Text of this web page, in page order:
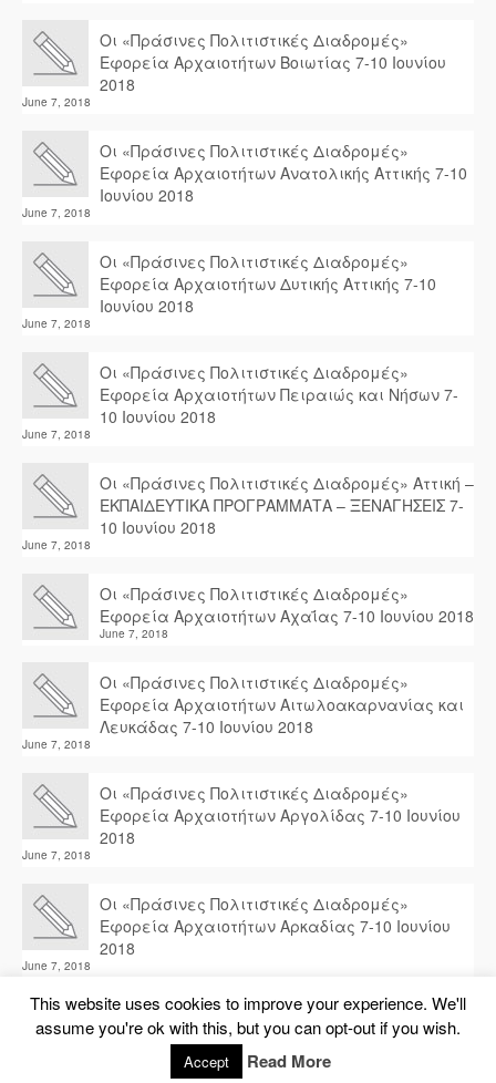
Οι «Πράσινες Πολιτιστικές Διαδρομές»
Εφορεία Αρχαιοτήτων Βοιωτίας 7-10 Ιουνίου
2018
June 7, 2018
Οι «Πράσινες Πολιτιστικές Διαδρομές»
Εφορεία Αρχαιοτήτων Ανατολικής Αττικής 7-10
Ιουνίου 2018
June 7, 2018
Οι «Πράσινες Πολιτιστικές Διαδρομές»
Εφορεία Αρχαιοτήτων Δυτικής Αττικής 7-10
Ιουνίου 2018
June 7, 2018
Οι «Πράσινες Πολιτιστικές Διαδρομές»
Εφορεία Αρχαιοτήτων Πειραιώς και Νήσων 7-
10 Ιουνίου 2018
June 7, 2018
Οι «Πράσινες Πολιτιστικές Διαδρομές» Αττική –
ΕΚΠΑΙΔΕΥΤΙΚΑ ΠΡΟΓΡΑΜΜΑΤΑ – ΞΕΝΑΓΗΣΕΙΣ 7-
10 Ιουνίου 2018
June 7, 2018
Οι «Πράσινες Πολιτιστικές Διαδρομές»
Εφορεία Αρχαιοτήτων Αχαΐας 7-10 Ιουνίου 2018
June 7, 2018
Οι «Πράσινες Πολιτιστικές Διαδρομές»
Εφορεία Αρχαιοτήτων Αιτωλοακαρνανίας και
Λευκάδας 7-10 Ιουνίου 2018
June 7, 2018
Οι «Πράσινες Πολιτιστικές Διαδρομές»
Εφορεία Αρχαιοτήτων Αργολίδας 7-10 Ιουνίου
2018
June 7, 2018
Οι «Πράσινες Πολιτιστικές Διαδρομές»
Εφορεία Αρχαιοτήτων Αρκαδίας 7-10 Ιουνίου
2018
June 7, 2018
This website uses cookies to improve your experience. We'll
assume you're ok with this, but you can opt-out if you wish.
Accept Read More